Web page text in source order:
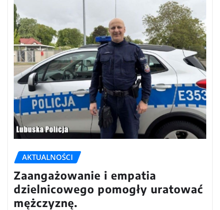
AKTUALNOŚCI
Zaangażowanie i empatia
dzielnicowego pomogły uratować
mężczyznę.